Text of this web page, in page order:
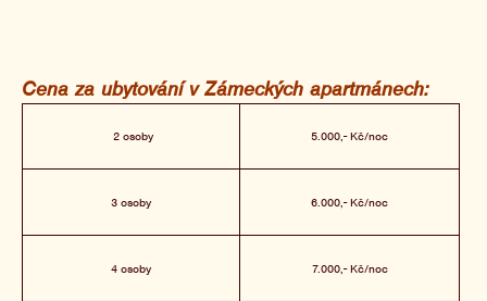
Cena za ubytování v Zámeckých apartmánech:
2 osoby 5.000,- Kč/noc
3 osoby 6.000,- Kč/noc
4 osoby 7.000,- Kč/noc